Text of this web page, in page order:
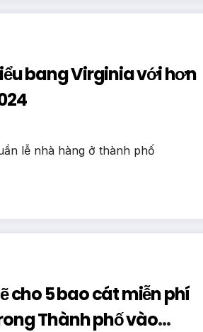
bang Virginia với hơn
lễ nhà hàng ở thành phố
cho 5 bao cát miễn phí
Thành phố vào